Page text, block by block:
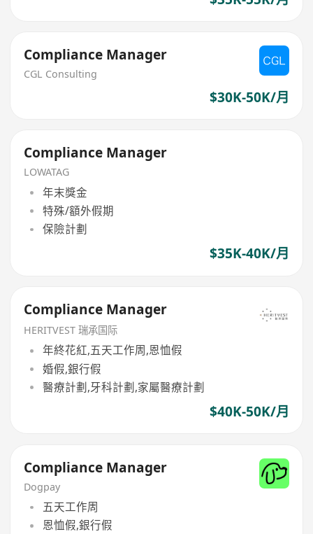
Compliance Manager
CGL Consulting
$30K-50K/月
Compliance Manager
LOWATAG
年末獎金
特殊/額外假期
保險計劃
$35K-40K/月
Compliance Manager
HERITVEST 瑞承国际
年終花紅,五天工作周,恩恤假
婚假,銀行假
醫療計劃,牙科計劃,家屬醫療計劃
$40K-50K/月
Compliance Manager
Dogpay
五天工作周
恩恤假,銀行假